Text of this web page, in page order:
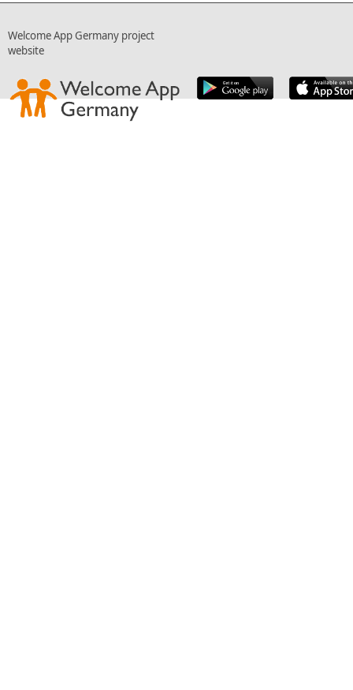
Welcome App Germany project
website